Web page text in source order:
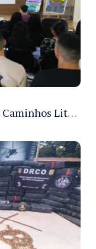
Sejusc participa da 5ª edição do Caminhos Literários com foco na cultura hip-hop nas unidades socioeducativas